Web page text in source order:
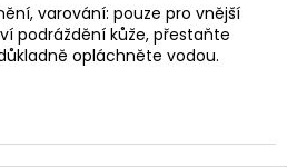
varování: pouze pro vnější
podráždění kůže, přestaňte
opláchněte vodou.